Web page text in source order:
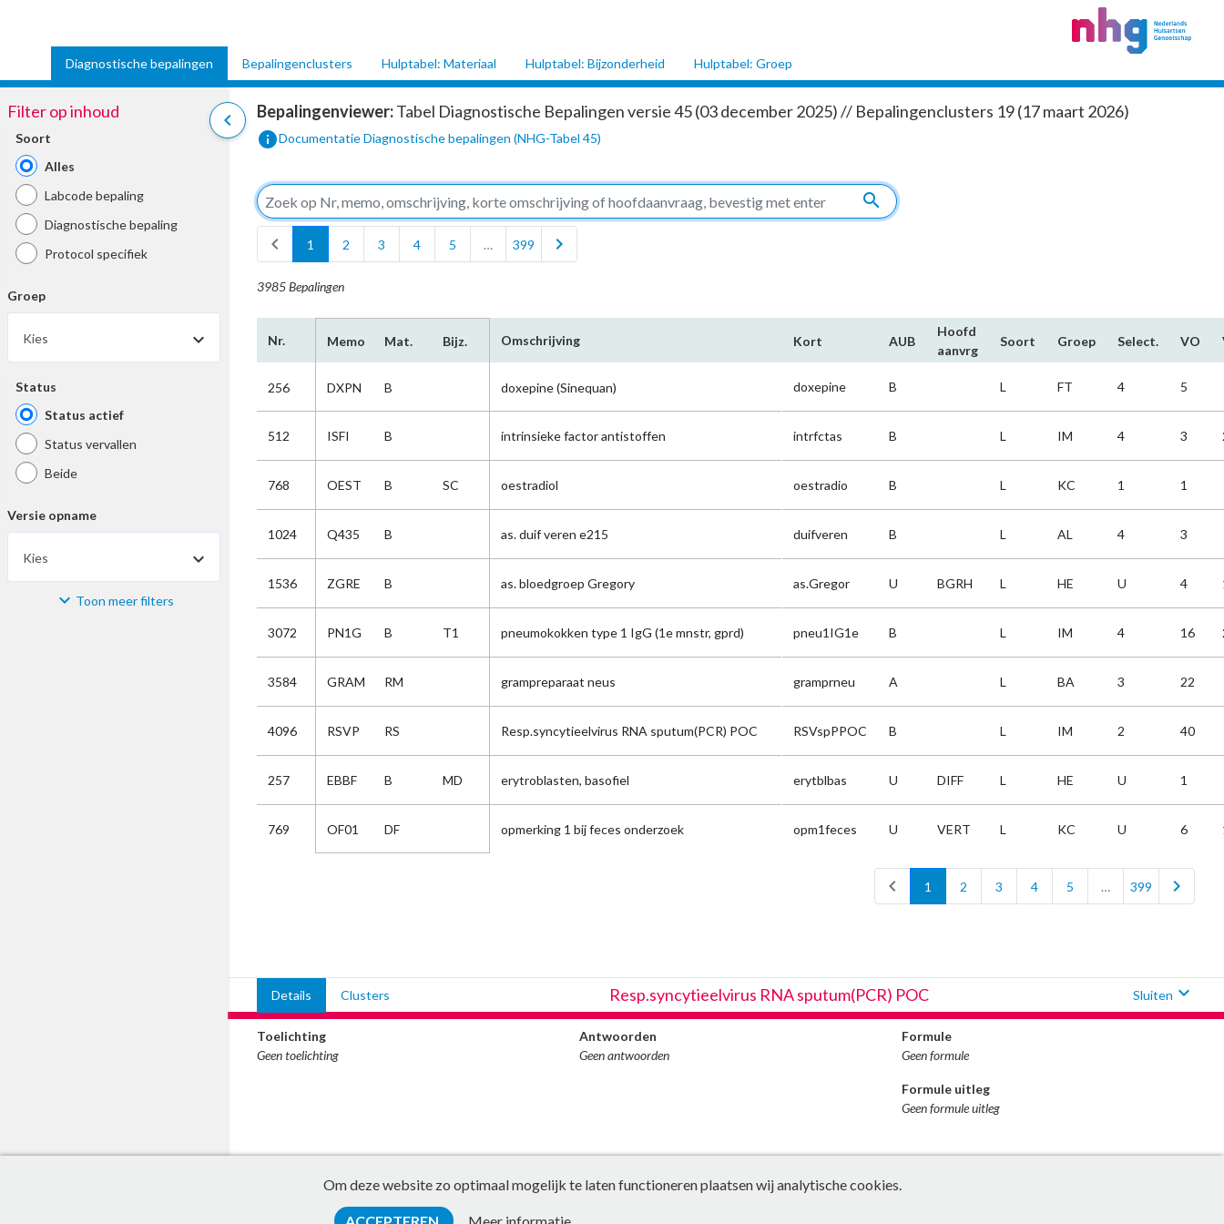
Diagnostische bepalingen Bepalingenclusters Hulptabel: Materiaal Hulptabel: Bijzonderheid Hulptabel: Groep
chevron_left
Filter op inhoud
Soort
Alles
Labcode bepaling
Diagnostische bepaling
Protocol specifiek
Groep
Kies
Status
Status actief
Status vervallen
Beide
Versie opname
Kies
Materiaal Toon meer filters
Bepalingenviewer:Tabel Diagnostische Bepalingen versie 45 (03 december 2025) // Bepalingenclusters 19 (17 maart 2026)
infoDocumentatie Diagnostische bepalingen (NHG-Tabel 45)
search
chevron_left
1 2 3 4 5 … 399 chevron_right
3985 Bepalingen
Nr. Memo Mat. Bijz. Omschrijving Kort AUB
Hoofd​
aanvrg
Soort Groep Select. VO
256 DXPN B doxepine (Sinequan) doxepine B L FT 4 5
512 ISFI B intrinsieke factor antistoffen intrfctas B L IM 4 3
768 OEST B SC oestradiol oestradio B L KC 1 1
1024 Q435 B as. duif veren e215 duifveren B L AL 4 3
1536 ZGRE B as. bloedgroep Gregory as.Gregor U BGRH L HE U 4
3072 PN1G B T1 pneumokokken type 1 IgG (1e mnstr, gprd) pneu1IG1e B L IM 4 16
3584 GRAM RM grampreparaat neus gramprneu A L BA 3 22
4096 RSVP RS Resp.syncytieelvirus RNA sputum(PCR) POC RSVspPPOC B L IM 2 40
257 EBBF B MD erytroblasten, basofiel erytblbas U DIFF L HE U 1
769 OF01 DF opmerking 1 bij feces onderzoek opm1feces U VERT L KC U 6
chevron_left 1 2 3 4 5 … 399 chevron_right
Details Clusters Resp.syncytieelvirus RNA sputum(PCR) POC Sluiten expand_more
Toelichting
Geen toelichting
Antwoorden
Geen antwoorden
Formule
Geen formule
Formule uitleg
Geen formule uitleg
Om deze website zo optimaal mogelijk te laten functioneren plaatsen wij analytische cookies.